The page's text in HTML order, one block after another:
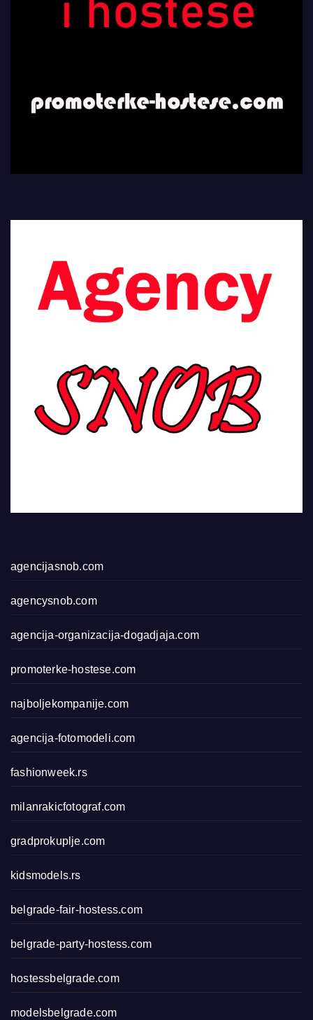
agencijasnob.com
agencysnob.com
agencija-organizacija-dogadjaja.com
promoterke-hostese.com
najboljekompanije.com
agencija-fotomodeli.com
fashionweek.rs
milanrakicfotograf.com
gradprokuplje.com
kidsmodels.rs
belgrade-fair-hostess.com
belgrade-party-hostess.com
hostessbelgrade.com
modelsbelgrade.com